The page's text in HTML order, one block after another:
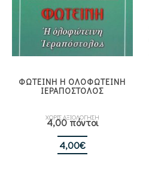
ΦΩΤΕΙΝΗ Η ΟΛΟΦΩΤΕΙΝΗ
ΙΕΡΑΠΟΣΤΟΛΟΣ
ΧΩΡΙΣ ΑΞΙΟΛΟΓΗΣΗ
4,00 πόντοι
4,00€